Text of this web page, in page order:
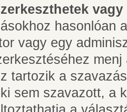
hasonlóan
vagy egy
tartozik a
sem szavazott, a